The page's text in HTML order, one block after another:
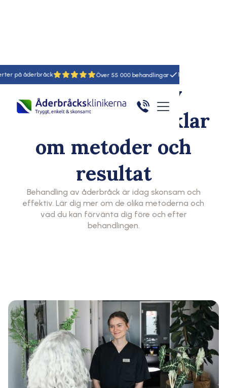
55 18
Behandling av
åderbråck – artiklar
om metoder och
resultat
Behandling av åderbråck är idag skonsam och
effektiv. Lär dig mer om de olika metoderna och
vad du kan förvänta dig före och efter
behandlingen.